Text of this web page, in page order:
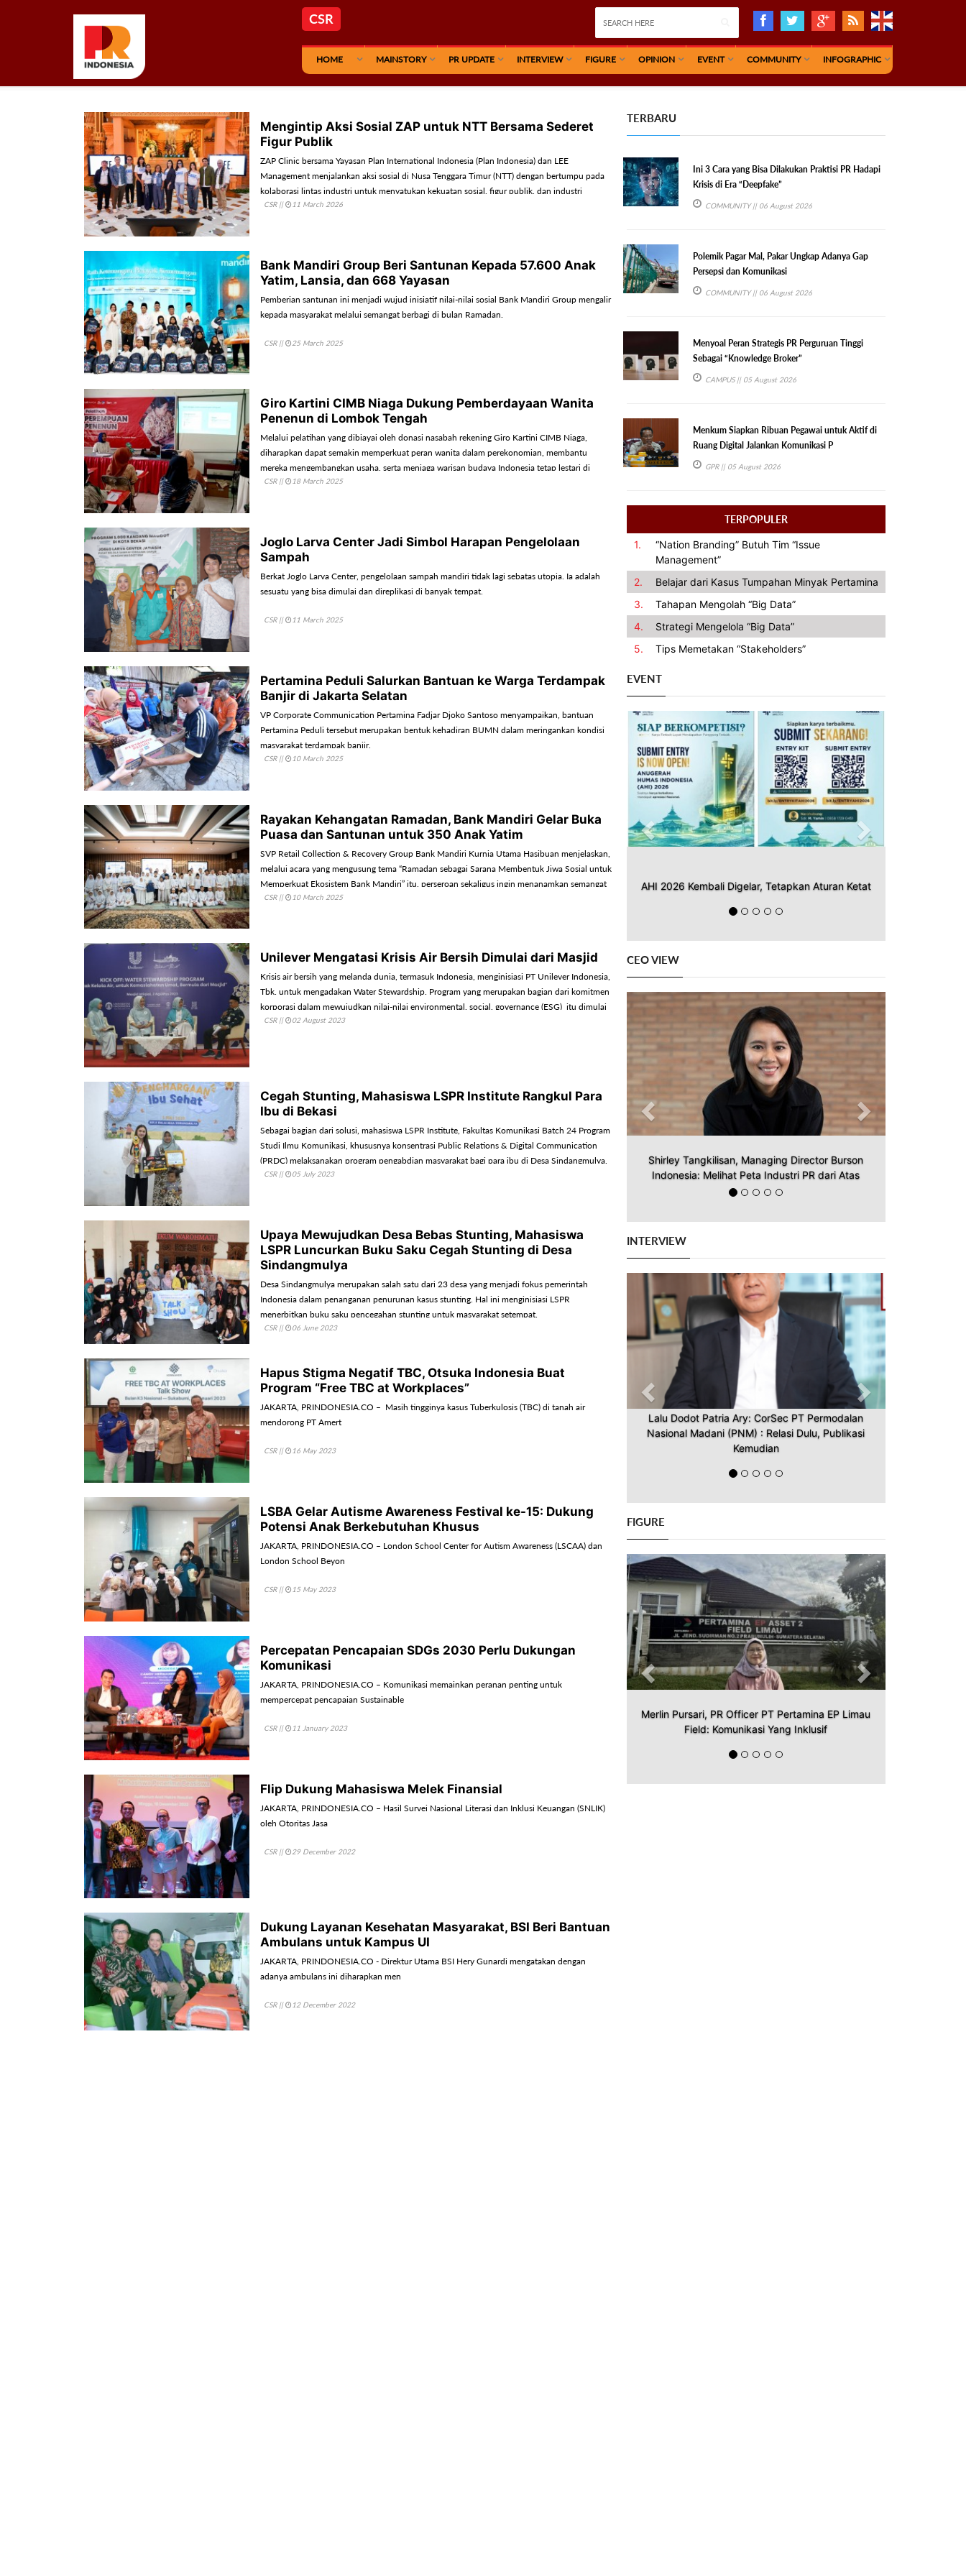
CSR
HOME MAINSTORY PR UPDATE INTERVIEW FIGURE OPINION EVENT COMMUNITY INFOGRAPHIC
Mengintip Aksi Sosial ZAP untuk NTT Bersama Sederet
Figur Publik
ZAP Clinic bersama Yayasan Plan International Indonesia (Plan Indonesia) dan LEE
Management menjalankan aksi sosial di Nusa Tenggara Timur (NTT) dengan bertumpu pada
kolaborasi lintas industri untuk menyatukan kekuatan sosial, figur publik, dan industri
kecantikan demi perubahan yang berdampak.
CSR|| 11 March 2026
Bank Mandiri Group Beri Santunan Kepada 57.600 Anak
Yatim, Lansia, dan 668 Yayasan
Pemberian santunan ini menjadi wujud inisiatif nilai-nilai sosial Bank Mandiri Group mengalir
kepada masyarakat melalui semangat berbagi di bulan Ramadan.
CSR|| 25 March 2025
Giro Kartini CIMB Niaga Dukung Pemberdayaan Wanita
Penenun di Lombok Tengah
Melalui pelatihan yang dibiayai oleh donasi nasabah rekening Giro Kartini CIMB Niaga,
diharapkan dapat semakin memperkuat peran wanita dalam perekonomian, membantu
mereka mengembangkan usaha, serta menjaga warisan budaya Indonesia tetap lestari di
tengah perkembangan zaman.
CSR|| 18 March 2025
Joglo Larva Center Jadi Simbol Harapan Pengelolaan
Sampah
Berkat Joglo Larva Center, pengelolaan sampah mandiri tidak lagi sebatas utopia. Ia adalah
sesuatu yang bisa dimulai dan direplikasi di banyak tempat.
CSR|| 11 March 2025
Pertamina Peduli Salurkan Bantuan ke Warga Terdampak
Banjir di Jakarta Selatan
VP Corporate Communication Pertamina Fadjar Djoko Santoso menyampaikan, bantuan
Pertamina Peduli tersebut merupakan bentuk kehadiran BUMN dalam meringankan kondisi
masyarakat terdampak banjir.
CSR|| 10 March 2025
Rayakan Kehangatan Ramadan, Bank Mandiri Gelar Buka
Puasa dan Santunan untuk 350 Anak Yatim
SVP Retail Collection & Recovery Group Bank Mandiri Kurnia Utama Hasibuan menjelaskan,
melalui acara yang mengusung tema “Ramadan sebagai Sarana Membentuk Jiwa Sosial untuk
Memperkuat Ekosistem Bank Mandiri” itu, perseroan sekaligus ingin menanamkan semangat
kepedulian kepada seluruh insan Bank Mandiri.
CSR|| 10 March 2025
Unilever Mengatasi Krisis Air Bersih Dimulai dari Masjid
Krisis air bersih yang melanda dunia, termasuk Indonesia, menginisiasi PT Unilever Indonesia,
Tbk. untuk mengadakan Water Stewardship. Program yang merupakan bagian dari komitmen
korporasi dalam mewujudkan nilai-nilai environmental, social, governance (ESG) itu dimulai
dari lingkungan masjid.
CSR|| 02 August 2023
Cegah Stunting, Mahasiswa LSPR Institute Rangkul Para
Ibu di Bekasi
Sebagai bagian dari solusi, mahasiswa LSPR Institute, Fakultas Komunikasi Batch 24 Program
Studi Ilmu Komunikasi, khususnya konsentrasi Public Relations & Digital Communication
(PRDC) melaksanakan program pengabdian masyarakat bagi para ibu di Desa Sindangmulya,
Kabupaten Bekasi, untuk mencegah stunting.
CSR|| 05 July 2023
Upaya Mewujudkan Desa Bebas Stunting, Mahasiswa
LSPR Luncurkan Buku Saku Cegah Stunting di Desa
Sindangmulya
Desa Sindangmulya merupakan salah satu dari 23 desa yang menjadi fokus pemerintah
Indonesia dalam penanganan penurunan kasus stunting. Hal ini menginisiasi LSPR
menerbitkan buku saku pencegahan stunting untuk masyarakat setempat.
CSR|| 06 June 2023
Hapus Stigma Negatif TBC, Otsuka Indonesia Buat
Program “Free TBC at Workplaces”
JAKARTA, PRINDONESIA.CO – Masih tingginya kasus Tuberkulosis (TBC) di tanah air
mendorong PT Amert
CSR|| 16 May 2023
LSBA Gelar Autisme Awareness Festival ke-15: Dukung
Potensi Anak Berkebutuhan Khusus
JAKARTA, PRINDONESIA.CO – London School Center for Autism Awareness (LSCAA) dan
London School Beyon
CSR|| 15 May 2023
Percepatan Pencapaian SDGs 2030 Perlu Dukungan
Komunikasi
JAKARTA, PRINDONESIA.CO – Komunikasi memainkan peranan penting untuk
mempercepat pencapaian Sustainable
CSR|| 11 January 2023
Flip Dukung Mahasiswa Melek Finansial
JAKARTA, PRINDONESIA.CO – Hasil Survei Nasional Literasi dan Inklusi Keuangan (SNLIK)
oleh Otoritas Jasa
CSR|| 29 December 2022
Dukung Layanan Kesehatan Masyarakat, BSI Beri Bantuan
Ambulans untuk Kampus UI
JAKARTA, PRINDONESIA.CO - Direktur Utama BSI Hery Gunardi mengatakan dengan
adanya ambulans ini diharapkan men
CSR|| 12 December 2022
TERBARU
Ini 3 Cara yang Bisa Dilakukan Praktisi PR Hadapi
Krisis di Era “Deepfake”
COMMUNITY|| 06 August 2026
Polemik Pagar Mal, Pakar Ungkap Adanya Gap
Persepsi dan Komunikasi
COMMUNITY|| 06 August 2026
Menyoal Peran Strategis PR Perguruan Tinggi
Sebagai “Knowledge Broker”
CAMPUS|| 05 August 2026
Menkum Siapkan Ribuan Pegawai untuk Aktif di
Ruang Digital Jalankan Komunikasi P
GPR|| 05 August 2026
TERPOPULER
1.
“Nation Branding” Butuh Tim “Issue
Management”
2.
Belajar dari Kasus Tumpahan Minyak Pertamina
3.
Tahapan Mengolah “Big Data”
4.
Strategi Mengelola “Big Data”
5.
Tips Memetakan “Stakeholders”
EVENT
AHI 2026 Kembali Digelar, Tetapkan Aturan Ketat
Previous Next
CEO VIEW
Shirley Tangkilisan, Managing Director Burson
Indonesia: Melihat Peta Industri PR dari Atas
Previous Next
INTERVIEW
Lalu Dodot Patria Ary: CorSec PT Permodalan
Nasional Madani (PNM) : Relasi Dulu, Publikasi
Kemudian
Previous Next
FIGURE
Merlin Pursari, PR Officer PT Pertamina EP Limau
Field: Komunikasi Yang Inklusif
Previous Next